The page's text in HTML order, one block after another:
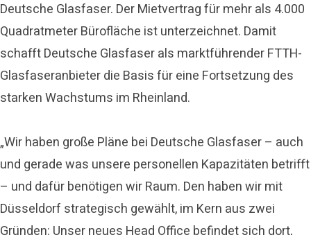
Deutsche Glasfaser. Der Mietvertrag für mehr als 4.000
Quadratmeter Bürofläche ist unterzeichnet. Damit
schafft Deutsche Glasfaser als marktführender FTTH-
Glasfaseranbieter die Basis für eine Fortsetzung des
starken Wachstums im Rheinland.
„Wir haben große Pläne bei Deutsche Glasfaser – auch
und gerade was unsere personellen Kapazitäten betrifft
– und dafür benötigen wir Raum. Den haben wir mit
Düsseldorf strategisch gewählt, im Kern aus zwei
Gründen: Unser neues Head Office befindet sich dort,